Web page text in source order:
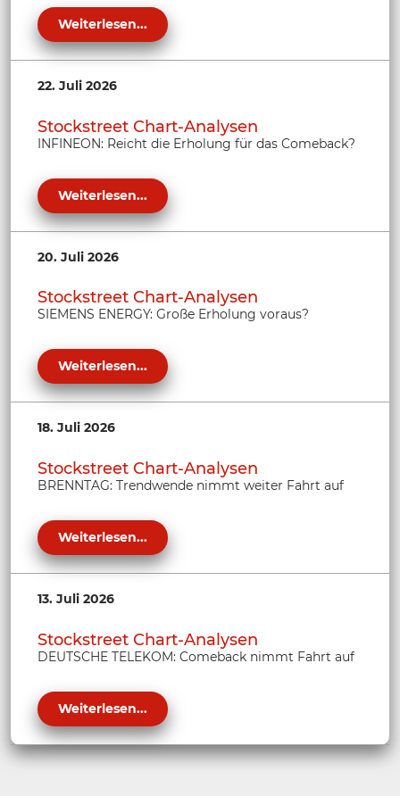
Weiterlesen...
22. Juli 2026
Stockstreet Chart-Analysen
INFINEON: Reicht die Erholung für das Comeback?
Weiterlesen...
20. Juli 2026
Stockstreet Chart-Analysen
SIEMENS ENERGY: Große Erholung voraus?
Weiterlesen...
18. Juli 2026
Stockstreet Chart-Analysen
BRENNTAG: Trendwende nimmt weiter Fahrt auf
Weiterlesen...
13. Juli 2026
Stockstreet Chart-Analysen
DEUTSCHE TELEKOM: Comeback nimmt Fahrt auf
Weiterlesen...